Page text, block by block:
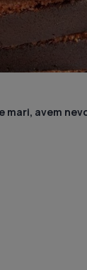
mari, avem